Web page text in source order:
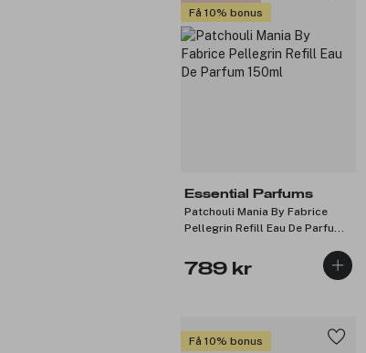
Få 10% bonus
Essential Parfums
Patchouli Mania By Fabrice
Pellegrin Refill Eau De Parfum
789 kr
Få 10% bonus